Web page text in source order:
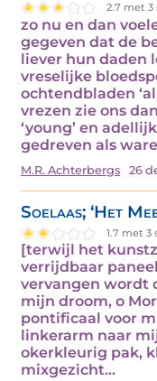
2.7 met
zo nu en dan
gegeven dat de
liever hun daden
vreselijke
ochtendbladen
vrezen zie ons
‘young’ en
gedreven als
M.R. Achterbergs 26
Soelaas; ‘Het
1.7 met
[terwijl het
verrijdbaar
vervangen wordt
mijn droom, o
pontificaal voor
linkerarm naar
okerkleurig pak,
mixgezicht…